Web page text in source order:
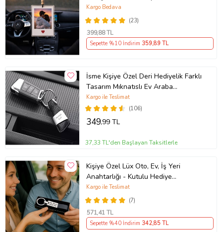
Süsü
(23)
Kargo Bedava
399,88 TL
Sepette %10 İndirim 359,89 TL
İsme Kişiye Özel Deri Hediyelik Farklı
Tasarım Mıknatıslı Ev Araba
Anahtarlık (Siyah)
(106)
Kargo ile Teslimat
349,99 TL
37,33 TL'den Başlayan Taksitlerle
Kişiye Özel Lüx Oto, Ev, İş Yeri
Anahtarlığı - Kutulu Hediye
Paketinde
(7)
Kargo ile Teslimat
571,41 TL
Sepette %40 İndirim 342,85 TL